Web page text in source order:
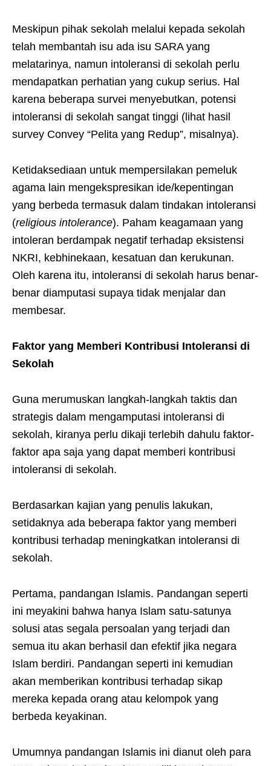
Meskipun pihak sekolah melalui kepada sekolah
telah membantah isu ada isu SARA yang
melatarinya, namun intoleransi di sekolah perlu
mendapatkan perhatian yang cukup serius. Hal
karena beberapa survei menyebutkan, potensi
intoleransi di sekolah sangat tinggi (lihat hasil
survey Convey “Pelita yang Redup”, misalnya).
Ketidaksediaan untuk mempersilakan pemeluk
agama lain mengekspresikan ide/kepentingan
yang berbeda termasuk dalam tindakan intoleransi
(religious intolerance). Paham keagamaan yang
intoleran berdampak negatif terhadap eksistensi
NKRI, kebhinekaan, kesatuan dan kerukunan.
Oleh karena itu, intoleransi di sekolah harus benar-
benar diamputasi supaya tidak menjalar dan
membesar.
Faktor yang Memberi Kontribusi Intoleransi di
Sekolah
Guna merumuskan langkah-langkah taktis dan
strategis dalam mengamputasi intoleransi di
sekolah, kiranya perlu dikaji terlebih dahulu faktor-
faktor apa saja yang dapat memberi kontribusi
intoleransi di sekolah.
Berdasarkan kajian yang penulis lakukan,
setidaknya ada beberapa faktor yang memberi
kontribusi terhadap meningkatkan intoleransi di
sekolah.
Pertama, pandangan Islamis. Pandangan seperti
ini meyakini bahwa hanya Islam satu-satunya
solusi atas segala persoalan yang terjadi dan
semua itu akan berhasil dan efektif jika negara
Islam berdiri. Pandangan seperti ini kemudian
akan memberikan kontribusi terhadap sikap
mereka kepada orang atau kelompok yang
berbeda keyakinan.
Umumnya pandangan Islamis ini dianut oleh para